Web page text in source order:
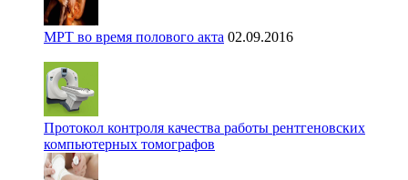
МРТ во время полового акта 02.09.2016
Протокол контроля качества работы рентгеновских
компьютерных томографов